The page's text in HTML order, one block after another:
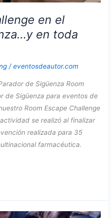
en el
en toda
/eventosdeautor.com
de Sigüenza Room
de Sigüenza para eventos de
Room Escape Challenge
se realizó al finalizar
realizada para 35
farmacéutica.